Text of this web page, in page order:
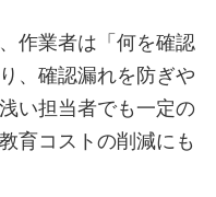
作業者は「何を確認
、確認漏れを防ぎや
い担当者でも一定の
育コストの削減にも